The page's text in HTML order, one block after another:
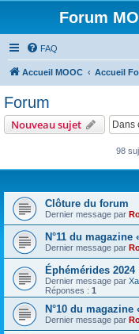
Forum
FAQ
Accueil MOOC Accueil
Forum
Nouveau sujet
98
Clôture du forum
Dernier message par
N°11 du
Dernier message par
Éphémérides 2024
Dernier message par
Réponses : 1
N°10 du
Dernier message par